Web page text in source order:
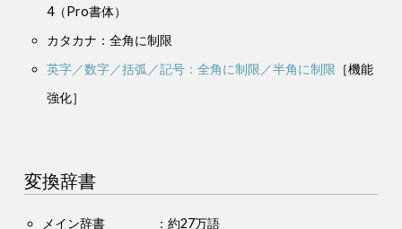
4（Pro書体）
カタカナ：全角に制限
英字／数字／括弧／記号：全角に制限／半角に制限 ［機能
強化］
変換辞書
メイン辞書 ：約27万語